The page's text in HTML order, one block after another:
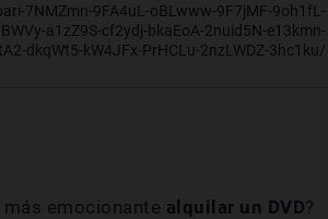
7NMZmn-9FA4uL-oBLwww-9F7jMF-9oh1fL-
a1zZ9S-cf2ydj-bkaEoA-2nuid5N-e13kmn-
dkqWt5-kW4JFx-PrHCLu-2nzLWDZ-3hc1ku/
emocionante alquilar un DVD?